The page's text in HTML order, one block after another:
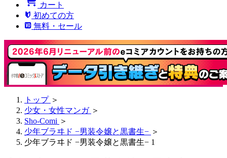
カート
初めての方
無料・セール
トップ ＞
少女・女性マンガ ＞
Sho-Comi ＞
少年ブラヰド −男装令嬢と黒書生− ＞
少年ブラヰド −男装令嬢と黒書生− 1